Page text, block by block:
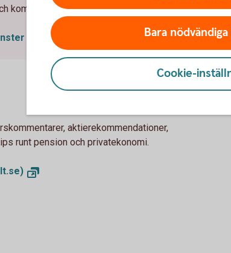
kom igång.
aktierekommendationer,
runt pension och privatekonomi.
Bara
Cookie-